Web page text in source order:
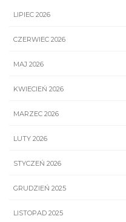
LIPIEC 2026
CZERWIEC 2026
MAJ 2026
KWIECIEŃ 2026
MARZEC 2026
LUTY 2026
STYCZEŃ 2026
GRUDZIEŃ 2025
LISTOPAD 2025